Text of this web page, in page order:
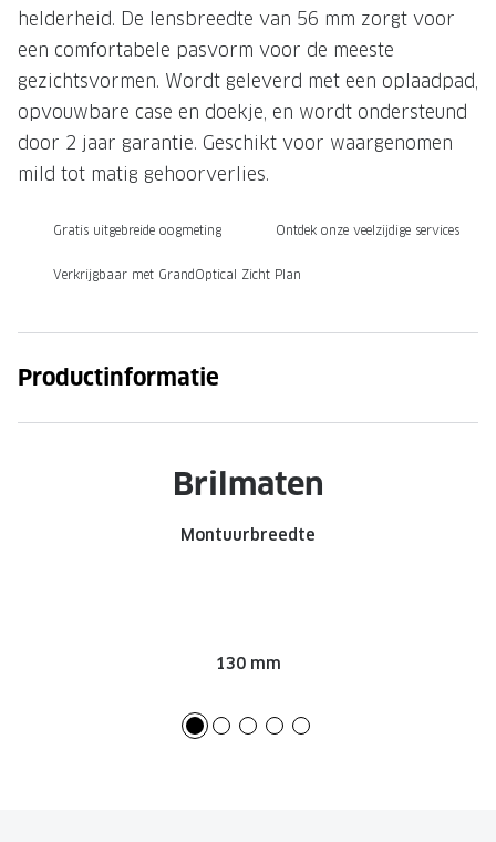
helderheid. De lensbreedte van 56 mm zorgt voor
een comfortabele pasvorm voor de meeste
gezichtsvormen. Wordt geleverd met een oplaadpad,
opvouwbare case en doekje, en wordt ondersteund
door 2 jaar garantie. Geschikt voor waargenomen
mild tot matig gehoorverlies.
Gratis uitgebreide oogmeting Ontdek onze veelzijdige services
Verkrijgbaar met GrandOptical Zicht Plan
Productinformatie
Brilmaten
Montuurbreedte
130 mm